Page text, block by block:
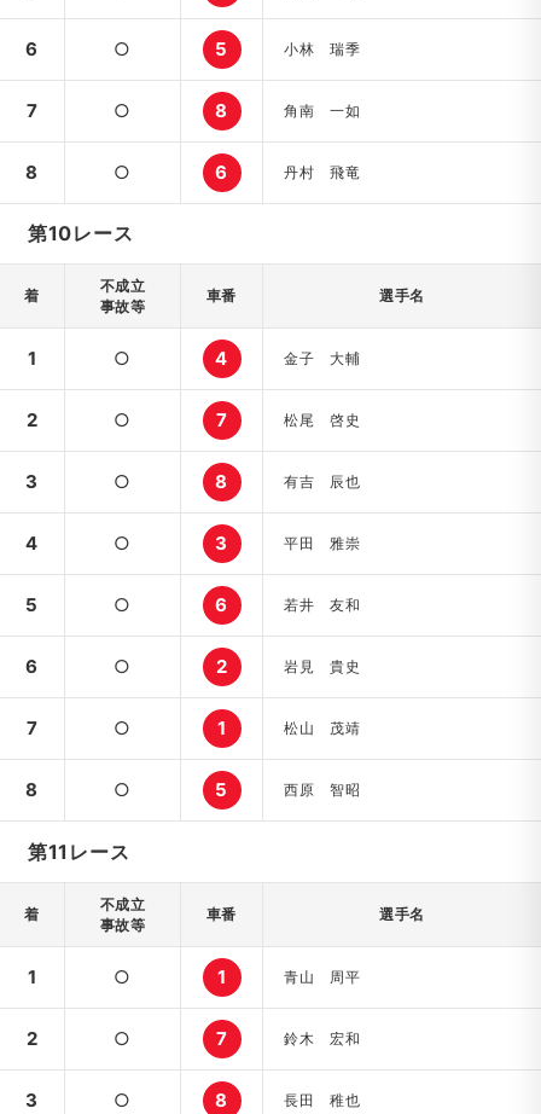
6 ○ 5 小林 瑞季
7 ○ 8 角南 一如
8 ○ 6 丹村 飛竜
第10レース
着
不成立
事故等
車番 選手名
1 ○ 4 金子 大輔
2 ○ 7 松尾 啓史
3 ○ 8 有吉 辰也
4 ○ 3 平田 雅崇
5 ○ 6 若井 友和
6 ○ 2 岩見 貴史
7 ○ 1 松山 茂靖
8 ○ 5 西原 智昭
第11レース
着
不成立
事故等
車番 選手名
1 ○ 1 青山 周平
2 ○ 7 鈴木 宏和
3 ○ 8 長田 稚也